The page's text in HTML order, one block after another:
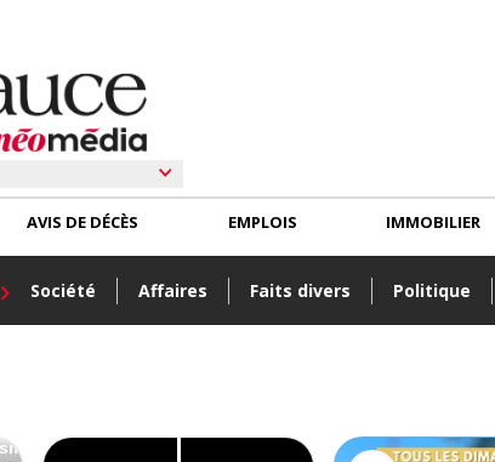
Société Affaires Faits divers Politique
AVIS DE DÉCÈS EMPLOIS IMMOBILIER